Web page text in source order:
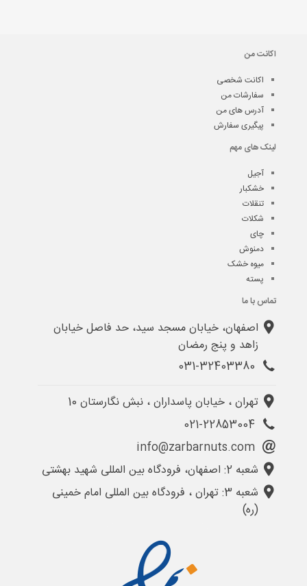
اکانت من
اکانت شخصی
سفارشات من
آدرس های من
پیگیری سفارش
لینک های مهم
آجیل
خشکبار
تنقلات
شکلات
چای
دمنوش
میوه خشک
پسته
تماس با ما
اصفهان، خیابان مسجد سید، حد فاصل خیابان
زاهد و پنج رمضان
تهران ، خیابان پاسداران ، نبش نگارستان 10
شعبه 2: اصفهان، فرودگاه بین المللی شهید بهشتی
شعبه 3: تهران ، فرودگاه بین المللی امام خمینی
(ره)